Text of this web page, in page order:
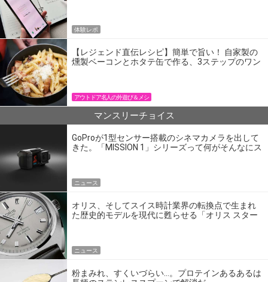
体験レポ
【レジェンド直伝レシピ】簡単で旨い！ 自家製の
燻製ベーコンとホタテ缶で作る、3ステップのワン
アウトドア名人の外遊び＆メシ
マンスリーチョイス
GoProが1型センサー搭載のシネマカメラを出して
きた。「MISSION 1」シリーズって何がそんなにス
ニュース
オリス、そしてスイス時計業界の転換点で生まれ
た歴史的モデルを現代に甦らせる「オリス スター
ニュース
粉まみれ、すくいづらい…。プロテインあるあるは